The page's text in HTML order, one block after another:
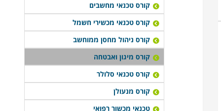
קורס טכנאי מחשבים
קורס טכנאי מכשירי חשמל
קורס ניהול מחסן ממוחשב
קורס מיגון ואבטחה
קורס טכנאי סלולר
קורס מנעולן
טכנאי מכשור רפואי